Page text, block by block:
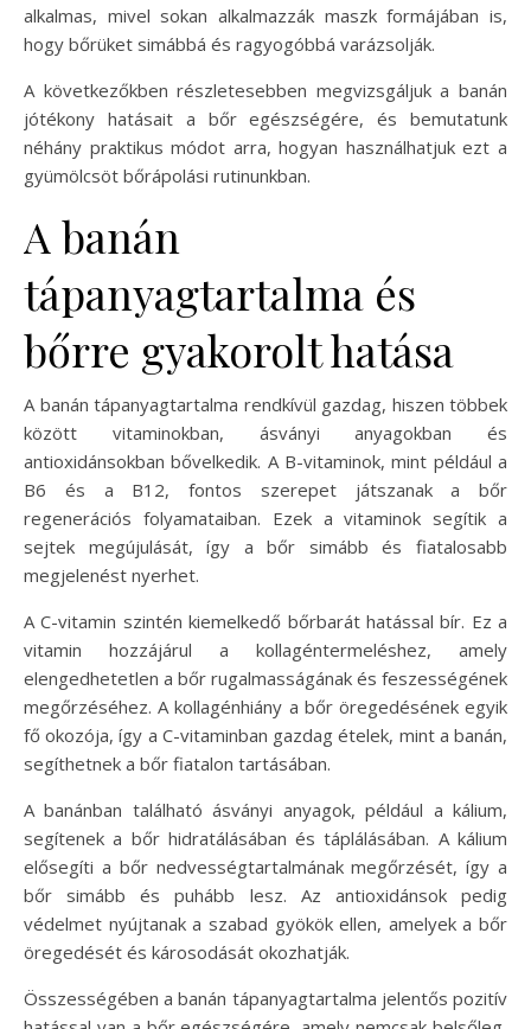
alkalmas, mivel sokan alkalmazzák maszk formájában is,
hogy bőrüket simábbá és ragyogóbbá varázsolják.
A következőkben részletesebben megvizsgáljuk a banán
jótékony hatásait a bőr egészségére, és bemutatunk
néhány praktikus módot arra, hogyan használhatjuk ezt a
gyümölcsöt bőrápolási rutinunkban.
A banán
tápanyagtartalma és
bőrre gyakorolt hatása
A banán tápanyagtartalma rendkívül gazdag, hiszen többek
között vitaminokban, ásványi anyagokban és
antioxidánsokban bővelkedik. A B-vitaminok, mint például a
B6 és a B12, fontos szerepet játszanak a bőr
regenerációs folyamataiban. Ezek a vitaminok segítik a
sejtek megújulását, így a bőr simább és fiatalosabb
megjelenést nyerhet.
A C-vitamin szintén kiemelkedő bőrbarát hatással bír. Ez a
vitamin hozzájárul a kollagéntermeléshez, amely
elengedhetetlen a bőr rugalmasságának és feszességének
megőrzéséhez. A kollagénhiány a bőr öregedésének egyik
fő okozója, így a C-vitaminban gazdag ételek, mint a banán,
segíthetnek a bőr fiatalon tartásában.
A banánban található ásványi anyagok, például a kálium,
segítenek a bőr hidratálásában és táplálásában. A kálium
elősegíti a bőr nedvességtartalmának megőrzését, így a
bőr simább és puhább lesz. Az antioxidánsok pedig
védelmet nyújtanak a szabad gyökök ellen, amelyek a bőr
öregedését és károsodását okozhatják.
Összességében a banán tápanyagtartalma jelentős pozitív